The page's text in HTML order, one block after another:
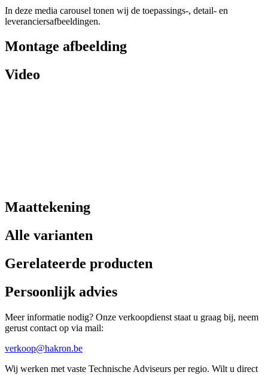
In deze media carousel tonen wij de toepassings-, detail- en
leveranciersafbeeldingen.
Montage afbeelding
Video
Maattekening
Alle varianten
Gerelateerde producten
Persoonlijk advies
Meer informatie nodig? Onze verkoopdienst staat u graag bij, neem
gerust contact op via mail:
verkoop@hakron.be
Wij werken met vaste Technische Adviseurs per regio. Wilt u direct